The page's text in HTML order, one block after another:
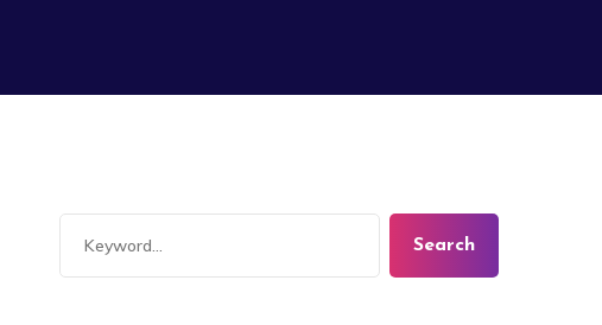
Search